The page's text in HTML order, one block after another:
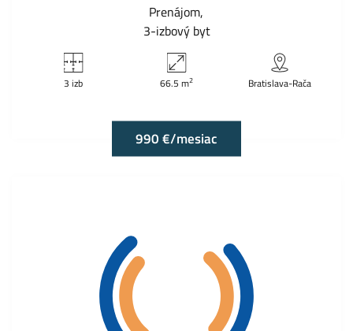
Prenájom
3-izbový byt
3 izb 66.5 m2 Bratislava-Rača
990 €/mesiac